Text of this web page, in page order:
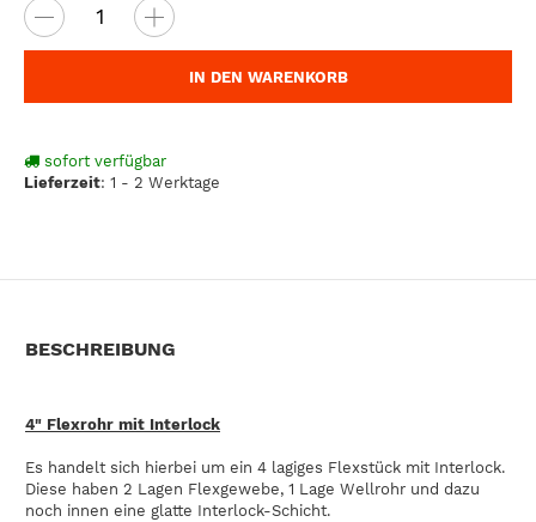
IN DEN WARENKORB
sofort verfügbar
Lieferzeit: 1 - 2 Werktage
BESCHREIBUNG
4" Flexrohr mit Interlock
Es handelt sich hierbei um ein 4 lagiges Flexstück mit Interlock.
Diese haben 2 Lagen Flexgewebe, 1 Lage Wellrohr und dazu
noch innen eine glatte Interlock-Schicht.